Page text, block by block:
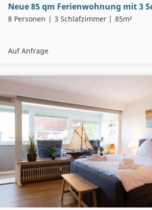
8 Personen 3 Schlafzimmer 85m²
Auf Anfrage